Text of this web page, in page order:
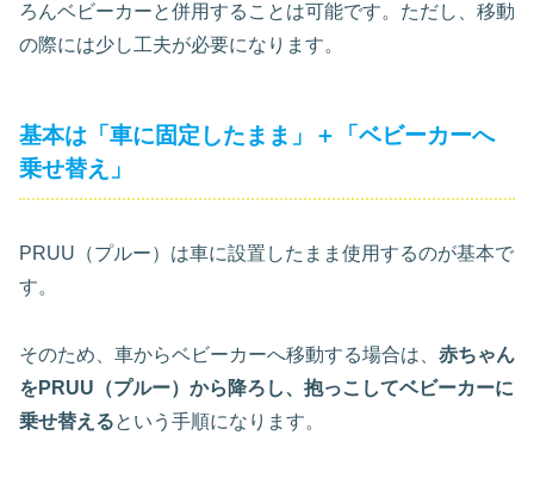
ろんベビーカーと併用することは可能です。ただし、移動
の際には少し工夫が必要になります。
基本は「車に固定したまま」＋「ベビーカーへ
乗せ替え」
PRUU（プルー）は車に設置したまま使用するのが基本で
す。
そのため、車からベビーカーへ移動する場合は、 赤ちゃん
をPRUU（プルー）から降ろし、抱っこしてベビーカーに
乗せ替えるという手順になります。